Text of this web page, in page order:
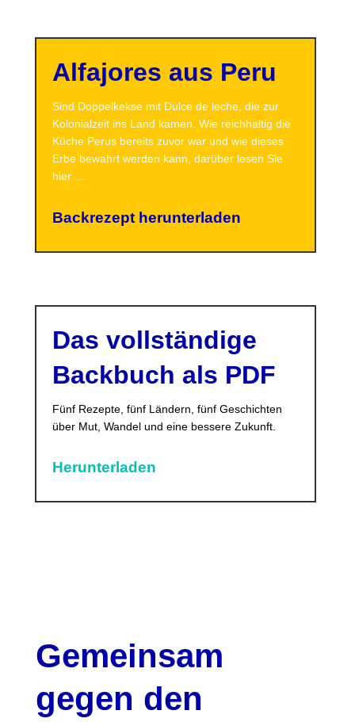
Alfajores aus Peru
Sind Doppelkekse mit Dulce de leche, die zur
Kolonialzeit ins Land kamen. Wie reichhaltig die
Küche Perus bereits zuvor war und wie dieses
Erbe bewahrt werden kann, darüber lesen Sie
hier …
Backrezept herunterladen
Das vollständige
Backbuch als PDF
Fünf Rezepte, fünf Ländern, fünf Geschichten
über Mut, Wandel und eine bessere Zukunft.
Herunterladen
Gemeinsam
gegen den